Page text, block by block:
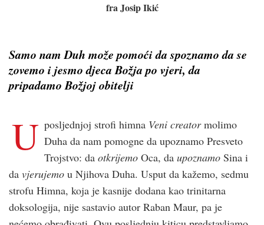
fra Josip Ikić
Samo nam Duh može pomoći da spoznamo da se
zovemo i jesmo djeca Božja po vjeri, da
pripadamo Božjoj obitelji
U posljednjoj strofi himna Veni creatormolimo
Duha da nam pomogne da upoznamo Presveto
Trojstvo: daotkrijemoOca, daupoznamo Sina i
da vjerujemo u Njihova Duha. Usput da kažemo, sedmu
strofu Himna, koja je kasnije dodana kao trinitarna
doksologija, nije sastavio autor Raban Maur, pa je